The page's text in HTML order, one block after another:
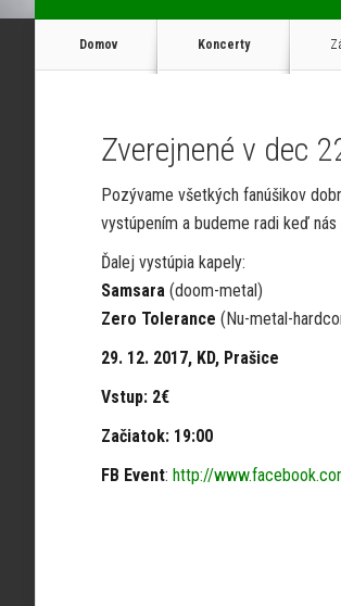
Domov Koncerty
Zverejnené v dec
Pozývame všetkých fanúšikov
vystúpením a budeme radi keď
Ďalej vystúpia kapely:
Samsara (doom-metal)
Zero Tolerance (Nu-metal-
29. 12. 2017, KD, Prašice
Vstup: 2€
Začiatok: 19:00
FB Event: http://